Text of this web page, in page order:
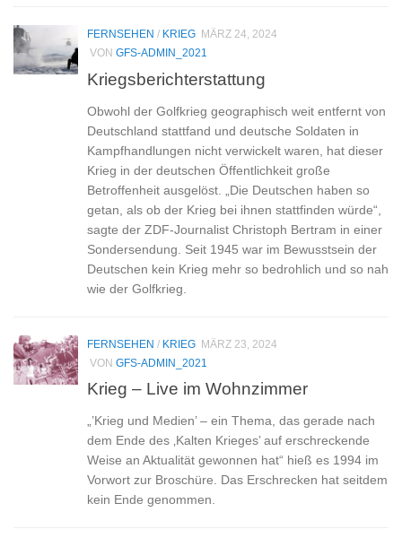
FERNSEHEN / KRIEG MÄRZ 24, 2024
VON GFS-ADMIN_2021
Kriegsberichterstattung
Obwohl der Golfkrieg geographisch weit entfernt von
Deutschland stattfand und deutsche Soldaten in
Kampfhandlungen nicht verwickelt waren, hat dieser
Krieg in der deutschen Öffentlichkeit große
Betroffenheit ausgelöst. „Die Deutschen haben so
getan, als ob der Krieg bei ihnen stattfinden würde“,
sagte der ZDF-Journalist Christoph Bertram in einer
Sondersendung. Seit 1945 war im Bewusstsein der
Deutschen kein Krieg mehr so bedrohlich und so nah
wie der Golfkrieg.
FERNSEHEN / KRIEG MÄRZ 23, 2024
VON GFS-ADMIN_2021
Krieg – Live im Wohnzimmer
„’Krieg und Medien’ – ein Thema, das gerade nach
dem Ende des ‚Kalten Krieges’ auf erschreckende
Weise an Aktualität gewonnen hat“ hieß es 1994 im
Vorwort zur Broschüre. Das Erschrecken hat seitdem
kein Ende genommen.